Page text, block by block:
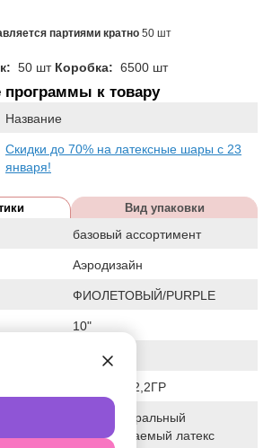
партиями кратно 50 шт
50 шт Коробка: 6500 шт
программы к товару
Название
Скидки до 70% на латексные шары с 23
января!
Вид упаковки
базовый ассортимент
Аэродизайн
ФИОЛЕТОВЫЙ/PURPLE
10"
КРУГЛЫЙ
10"/25СМ 2,2ГР
100% натуральный
биоразлагаемый латекс